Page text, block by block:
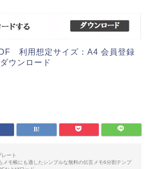
利用想定サイズ：A4 会員登録
ウンロード
ート
メモ帳にも適したシンプルな無料の伝言メモ6分割テンプ